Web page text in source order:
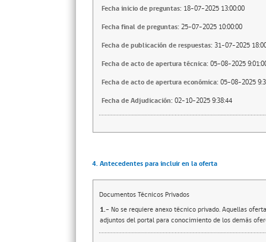
Fecha inicio de preguntas: 18-07-2025 13:00:00
Fecha final de preguntas: 25-07-2025 10:00:00
Fecha de publicación de respuestas: 31-07-2025
Fecha de acto de apertura técnica: 05-08-2025
Fecha de acto de apertura económica: 05-08-2025
Fecha de Adjudicación: 02-10-2025 9:38:44
4. Antecedentes para incluir en la oferta
Documentos Técnicos Privados
1.- No se requiere anexo técnico privado. Aquellas
adjuntos del portal para conocimiento de los demás